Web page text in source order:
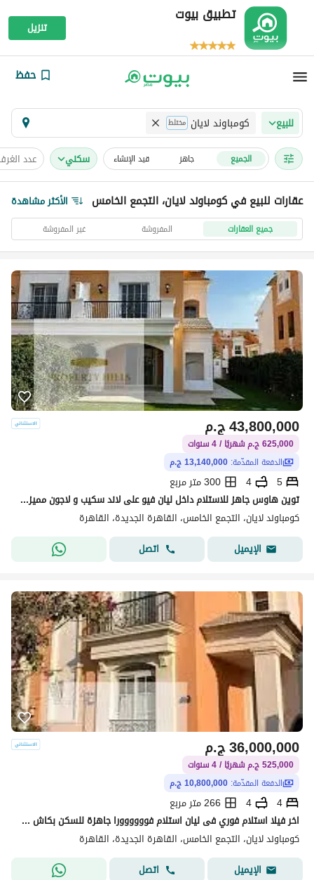
تطبيق بيوت
تنزيل
حفظ
للبيع كومباوند لايان مختلط
الجميع جاهز قيد الإنشاء سكني عدد
عقارات للبيع في كومباوند لايان، التجمع الخامس الأكثر مشاهدة
جميع العقارات المفروشة غير المفروشة
ج.م43,800,000
625,000 ج.م شهريًا / 4 سنوات
الدفعة المقدّمة: 13,140,000 ج.م
5
4
300 متر مربع
توين هاوس جاهز للاستلام داخل ليان فيو على لاند سكيب و لاجون مميزة بكاش 13000.000
كومباوند لايان، التجمع الخامس، القاهرة الجديدة، القاهرة
الإيميل
اتصل
ج.م36,000,000
525,000 ج.م شهريًا / 4 سنوات
الدفعة المقدّمة: 10,800,000 ج.م
4
4
266 متر مربع
اخر فيلا استلام فوري فى ليان استلام فوووووورا جاهزة للسكن بكاش ( 10 مليون )
كومباوند لايان، التجمع الخامس، القاهرة الجديدة، القاهرة
الإيميل
اتصل